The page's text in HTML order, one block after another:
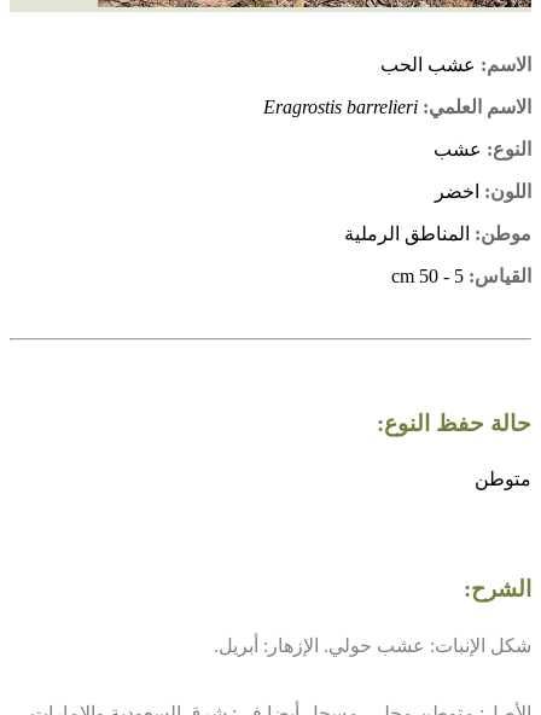
الاسم: عشب الحب
الاسم العلمي: Eragrostis barrelieri
النوع: عشب
اللون: اخضر
موطن: المناطق الرملية
القياس:
حالة حفظ النوع:
متوطن
الشرح:
شكل الإنبات: عشب حولي. الإزهار: أبريل.